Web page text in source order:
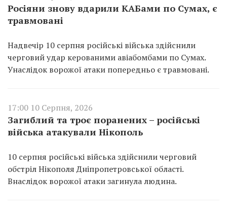
Росіяни знову вдарили КАБами по Сумах, є
травмовані
Надвечір 10 серпня російські війська здійснили
черговий удар керованими авіабомбами по Сумах.
Унаслідок ворожої атаки попередньо є травмовані.
17:00 10 Серпня, 2026
Загиблий та троє поранених – російські
війська атакували Нікополь
10 серпня російські війська здійснили черговий
обстріл Нікополя Дніпропетровської області.
Внаслідок ворожої атаки загинула людина.